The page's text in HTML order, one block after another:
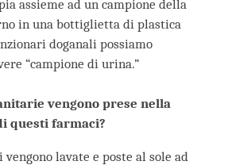
assieme ad un campione della
in una bottiglietta di plastica
doganali possiamo
“campione di urina.”
vengono prese nella
questi farmaci?
lavate e poste al sole ad